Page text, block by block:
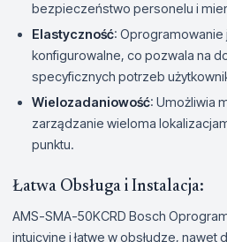
bezpieczeństwo personelu i
Elastyczność:
konfigurowalne, co pozwala na
specyficznych potrzeb
Wielozadaniowość: Umożliwia
zarządzanie wieloma
punktu.
Łatwa Obsługa i Instalacja:
AMS-SMA-50KCRD Bosch
intuicyjne i łatwe w obsłudze, nawet